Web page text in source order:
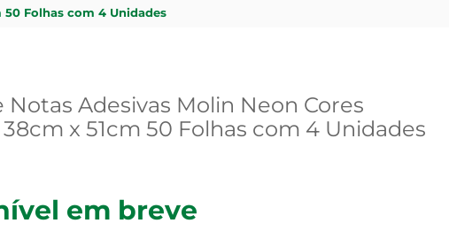
Folhas com 4 Unidades
Notas Adesivas Molin Neon Cores
x 51cm 50 Folhas com 4 Unidades
em breve